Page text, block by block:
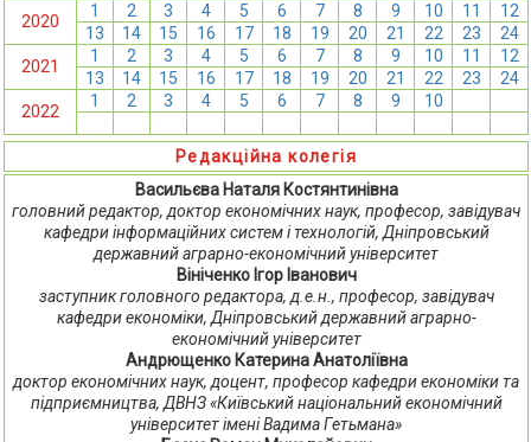
2020
1 2 3 4 5 6 7 8 9 10 11
12
13
14 15 16 17 18 19 20 21 22 23
24
2021
1 2 3 4 5 6 7 8 9 10 11
12
13
14 15 16 17 18 19 20 21 22 23
24
2022
1 2 3 4 5 6 7 8 9 10
Редакційна колегія
Васильєва Наталя Костянтинівна
головний редактор, доктор економічних наук, професор, завідувач
кафедри інформаційних систем і технологій, Дніпровський
державний аграрно-економічний університет
Вініченко Ігор Іванович
заступник головного редактора, д.е.н., професор, завідувач
кафедри економіки, Дніпровський державний аграрно-
економічний університет
Андрющенко Катерина Анатоліївна
доктор економічних наук, доцент, професор кафедри економіки та
підприємництва, ДВНЗ «Київський національний економічний
університет імені Вадима Гетьмана»